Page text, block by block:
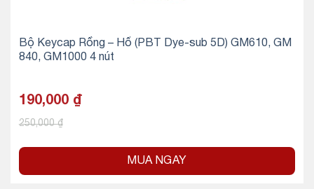
Bộ Keycap Rồng – Hổ (PBT Dye-sub 5D) GM610, GM
840, GM1000 4 nút
190,000 ₫
250,000₫
MUA NGAY